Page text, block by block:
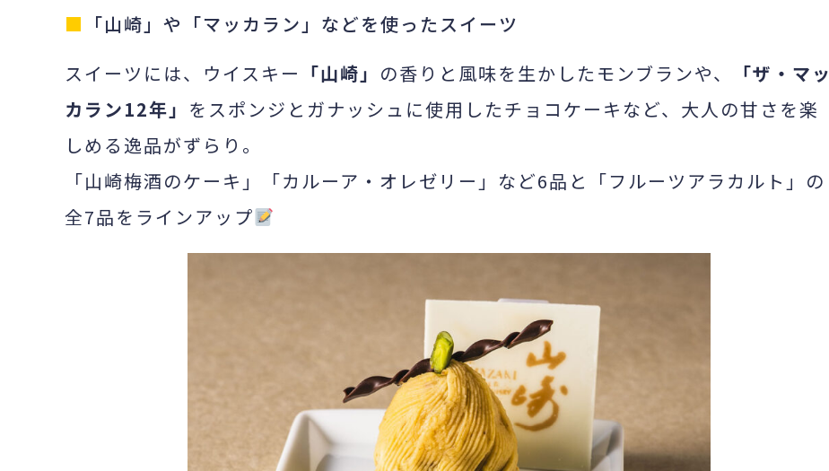
■ 「山崎」や「マッカラン」などを使ったスイーツ
スイーツには、ウイスキー 「山崎」 の香りと風味を生かしたモンブランや、
「ザ・マッ
カラン12年」 をスポンジとガナッシュに使用したチョコケーキなど、大人の甘さを楽
しめる逸品がずらり。
「山崎梅酒のケーキ」「カルーア・オレゼリー」など6品と「フルーツアラカルト」の
全7品をラインアップ